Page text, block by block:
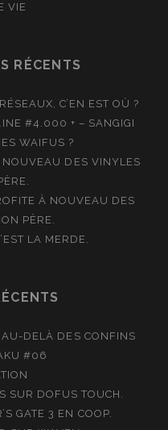
VIE
RÉCENTS
C’EN EST OÙ ?
#4.000 + – SANGIGI
WAIFUS ?
NOUVEAU DES VINYLES
À NOUVEAU DES
PÈRE.
LA MERDE.
DELÀ DES CONFINS
#06
SUR DOFUS TOUCH.
GATE 3 EN COOP.